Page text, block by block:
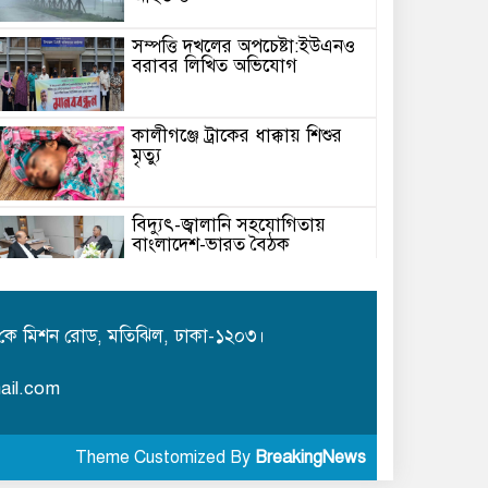
সম্পত্তি দখলের অপচেষ্টা:ইউএনও
বরাবর লিখিত অভিযোগ
কালীগঞ্জে ট্রাকের ধাক্কায় শিশুর
মৃত্যু
বিদ্যুৎ-জ্বালানি সহযোগিতায়
বাংলাদেশ-ভারত বৈঠক
উপলক্ষে সচেতনতামূলক কর্মসূচি
অনুষ্ঠিত
মিশন রোড, মতিঝিল, ঢাকা-১২০৩।
Theme Customized By BreakingNews